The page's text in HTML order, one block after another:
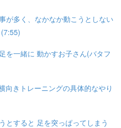
が多く、なかなか動こうとしない
を一緒に 動かすお子さん(バタフ
向きトレーニングの具体的なやり
とすると 足を突っぱってしまう